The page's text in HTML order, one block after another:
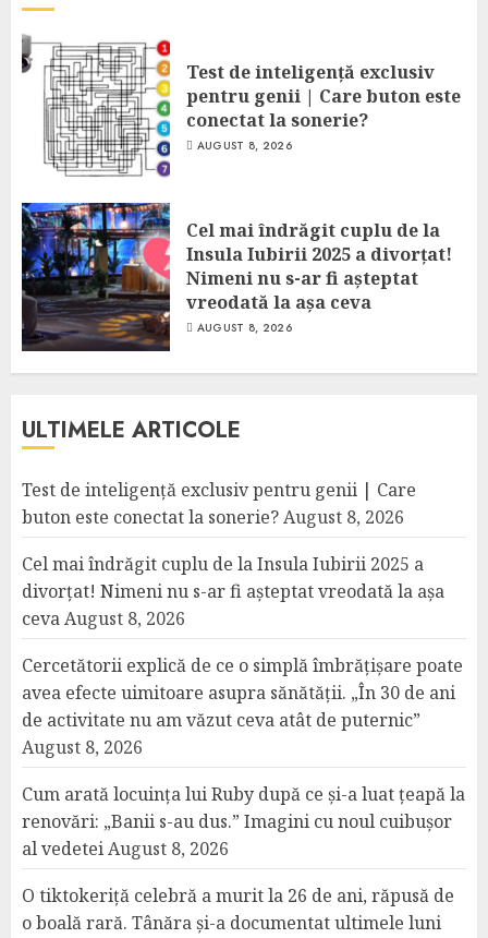
Test de inteligență exclusiv
pentru genii | Care buton este
conectat la sonerie?
AUGUST 8, 2026
Cel mai îndrăgit cuplu de la
Insula Iubirii 2025 a divorțat!
Nimeni nu s-ar fi așteptat
vreodată la așa ceva
AUGUST 8, 2026
ULTIMELE ARTICOLE
Test de inteligență exclusiv pentru genii | Care
buton este conectat la sonerie?August 8, 2026
Cel mai îndrăgit cuplu de la Insula Iubirii 2025 a
divorțat! Nimeni nu s-ar fi așteptat vreodată la așa
cevaAugust 8, 2026
Cercetătorii explică de ce o simplă îmbrățișare poate
avea efecte uimitoare asupra sănătății. „În 30 de ani
de activitate nu am văzut ceva atât de puternic”
August 8, 2026
Cum arată locuința lui Ruby după ce și-a luat țeapă la
renovări: „Banii s-au dus.” Imagini cu noul cuibușor
al vedeteiAugust 8, 2026
O tiktokeriță celebră a murit la 26 de ani, răpusă de
o boală rară. Tânăra și-a documentat ultimele luni